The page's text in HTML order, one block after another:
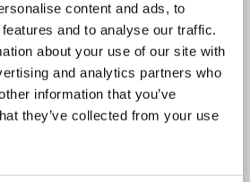
content and ads, to
and to analyse our traffic.
about your use of our site with
and analytics partners who
information that you’ve
they’ve collected from your use
ELISA